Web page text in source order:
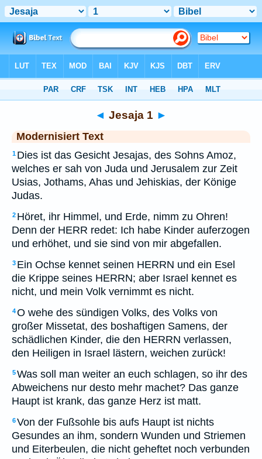
◄ Jesaja 1 ►
Modernisiert Text
1 Dies ist das Gesicht Jesajas, des Sohns Amoz,
welches er sah von Juda und Jerusalem zur Zeit
Usias, Jothams, Ahas und Jehiskias, der Könige
Judas.
2 Höret, ihr Himmel, und Erde, nimm zu Ohren!
Denn der HERR redet: Ich habe Kinder auferzogen
und erhöhet, und sie sind von mir abgefallen.
3 Ein Ochse kennet seinen HERRN und ein Esel
die Krippe seines HERRN; aber Israel kennet es
nicht, und mein Volk vernimmt es nicht.
4O wehe des sündigen Volks, des Volks von
großer Missetat, des boshaftigen Samens, der
schädlichen Kinder, die den HERRN verlassen,
den Heiligen in Israel lästern, weichen zurück!
5Was soll man weiter an euch schlagen, so ihr des
Abweichens nur desto mehr machet? Das ganze
Haupt ist krank, das ganze Herz ist matt.
6Von der Fußsohle bis aufs Haupt ist nichts
Gesundes an ihm, sondern Wunden und Striemen
und Eiterbeulen, die nicht geheftet noch verbunden